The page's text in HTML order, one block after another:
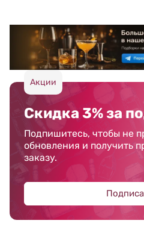
Акции
Скидка 3% за
Подпишитесь, чтобы не
обновления и получить
заказу.